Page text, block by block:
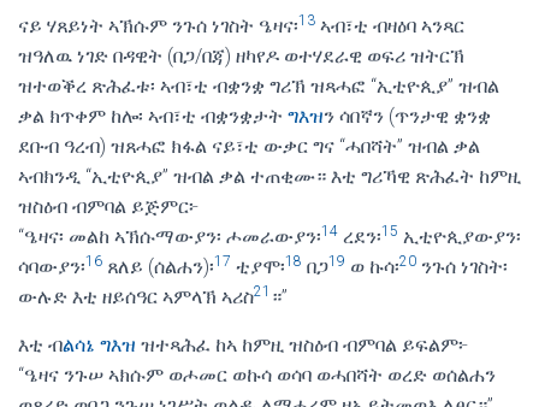
ናይ ሃጸይነት ኣኽሱም ንጉሰ ነገስት ዔዛና፡13 ኣብ፣ቲ ብዛዕባ ኣንጻር
ዝዓለዉ ነገድ በዳዊት (በጋ/በጃ) ዘካየዶ ወተሃደራዊ ወፍሪ ዝትርኽ
ዝተወቕረ ጽሕፈቱ፡ ኣብ፣ቲ ብቋንቋ ግሪኽ ዝጻሓፎ “ኢቲዮጲያ” ዝብል
ቃል ክጥቀም ከሎ፡ ኣብ፣ቲ ብቋንቋታት ግእዝን ሳበኛን (ጥንታዊ ቋንቋ
ደቡብ ዓረብ) ዝጸሓፎ ክፋል ናይ፣ቲ ውቃር ግና “ሓበሻት” ዝብል ቃል
ኣብክንዲ “ኢቲዮጲያ” ዝብል ቃል ተጠቂሙ። እቲ ግሪኻዊ ጽሕፈት ከምዚ
ዝስዕብ ብምባል ይጅምር፦
“ዔዛና፡ መልከ ኣኽሱማውያን፡ ሖመራውያን፡14 ረደን፡15 ኢቲዮጲያውያን፡
ሳባውያን፡16 ጸለይ (ሰልሐን)፡17 ቲያሞ፡18 በጋ19 ወ ኩሳ፡20 ንጉሰ ነገስት፡
ውሉድ እቲ ዘይሰዓር ኣምላኽ ኣሪስ21 ።”
እቲ ብልሳኔ ግእዝ ዝተጻሕፈ ከኣ ከምዚ ዝስዕብ ብምባል ይፍልም፦
“ዔዛና ንጉሠ ኣክሱም ወሖመር ወኩሳ ወሳባ ወሓበሻት ወረድ ወሰልሐን